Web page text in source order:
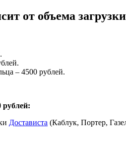
от объема
– 4500 рублей.
рублей:
Достависта (Каблук, Портер,